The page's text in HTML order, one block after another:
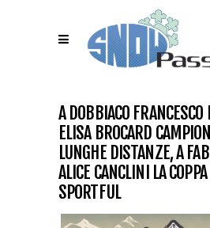
A DOBBIACO
ELISA BROCARD
LUNGHE DISTANZE, A
ALICE CANCLINI LA
SPORTFUL